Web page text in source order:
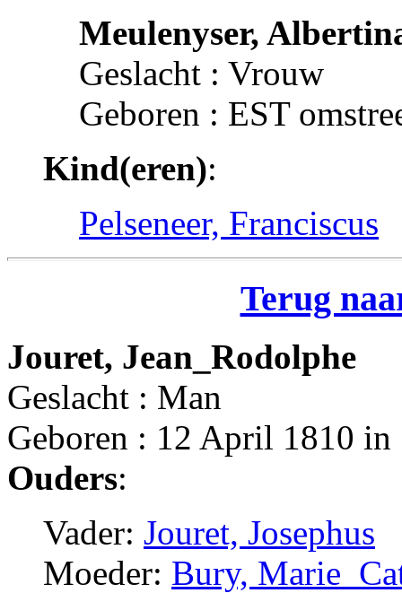
Meulenyser,
Geslacht : Vrouw
Geboren : EST
Kind(eren):
Pelseneer, Franciscus
Terug
Jouret, Jean_Rodolphe
Geslacht : Man
Geboren : 12 April 1810
Ouders:
Vader: Jouret, Josephus
Moeder: Bury,